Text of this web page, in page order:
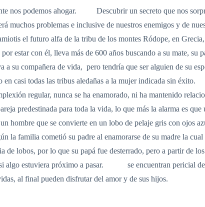
nos podemos ahogar. Descubrir un secreto que nos
problemas e inclusive de nuestros enemigos y de
futuro alfa de la tribu de los montes Ródope, en Grecia,
estar con él, lleva más de 600 años buscando a su mate, su
a su compañera de vida, pero tendría que ser alguien de su
en casi todas las tribus aledañas a la mujer indicada sin
regular, nunca se ha enamorado, ni ha mantenido
predestinada para toda la vida, lo que más la alarma es
hombre que se convierte en un lobo de pelaje gris con ojos
la familia cometió su padre al enamorarse de su madre la
de lobos, por lo que su papá fue desterrado, pero a partir de
si algo estuviera próximo a pasar. se encuentran pericial
vidas, al final pueden disfrutar del amor y de sus hijos.